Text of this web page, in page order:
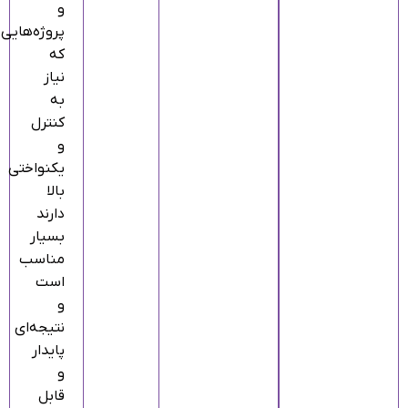
و
پروژه‌هایی
که
نیاز
به
کنترل
و
یکنواختی
بالا
دارند
بسیار
مناسب
است
و
نتیجه‌ای
پایدار
و
قابل